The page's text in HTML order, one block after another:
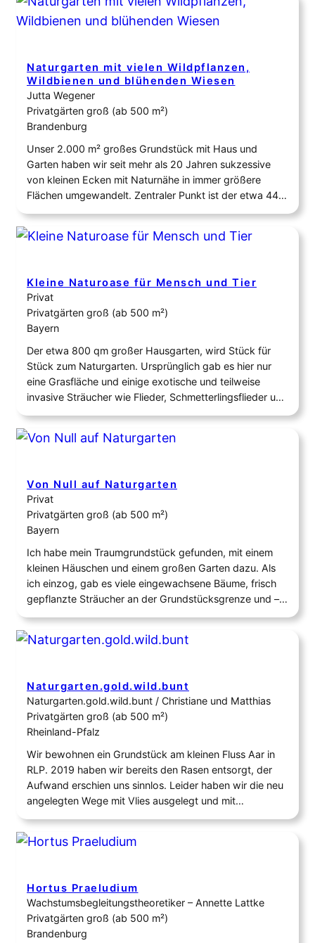
Pflanzen (z.B. den Sommerflieder), die Filteranlage im
Teich und…
Naturgarten mit vielen Wildpflanzen,
Wildbienen und blühenden Wiesen
Jutta Wegener
Privatgärten groß (ab 500 m²)
Brandenburg
Unser 2.000 m² großes Grundstück mit Haus und
Garten haben wir seit mehr als 20 Jahren sukzessive
von kleinen Ecken mit Naturnähe in immer größere
Flächen umgewandelt. Zentraler Punkt ist der etwa 44
m² große Teich und das Wildbienenhaus. Magere
Wiesen mit Wiesen-Salbei, Rotklee, Pech- und
Heidenelken, Kleinem Habichtskraut, Knöllchen-
Kleine Naturoase für Mensch und Tier
Privat
Privatgärten groß (ab 500 m²)
Bayern
Der etwa 800 qm großer Hausgarten, wird Stück für
Stück zum Naturgarten. Ursprünglich gab es hier nur
eine Grasfläche und einige exotische und teilweise
invasive Sträucher wie Flieder, Schmetterlingsflieder und
Thujen, sowie drei Obstbäume und eine Weißtanne. Im
Laufe der vergangenen Jahre wurden fast 300
heimische Pflanzen angesät oder gepflanzt oder haben
Von Null auf Naturgarten
Privat
Privatgärten groß (ab 500 m²)
Bayern
Ich habe mein Traumgrundstück gefunden, mit einem
kleinen Häuschen und einem großen Garten dazu. Als
ich einzog, gab es viele eingewachsene Bäume, frisch
gepflanzte Sträucher an der Grundstücksgrenze und –
überall Rasen. Das wollte ich ändern. Mein Ziel war es,
ein Naturgarten oder zumindest einen naturnahen
Garten zu konzipieren. Anfänglich habe ich Beete,
Naturgarten.gold.wild.bunt
Naturgarten.gold.wild.bunt / Christiane und Matthias
Privatgärten groß (ab 500 m²)
Rheinland-Pfalz
Wir bewohnen ein Grundstück am kleinen Fluss Aar in
RLP. 2019 haben wir bereits den Rasen entsorgt, der
Aufwand erschien uns sinnlos. Leider haben wir die neu
angelegten Wege mit Vlies ausgelegt und mit
Pinienmulch bedeckt. Andere Flächen wurden 2016 mit
Vlies und viel heimischen Kies belegt und reichlich
bepflanzt. Seit 2020 kamen immer mal…
Hortus Praeludium
Wachstumsbegleitungstheoretiker – Annette Lattke
Privatgärten groß (ab 500 m²)
Brandenburg